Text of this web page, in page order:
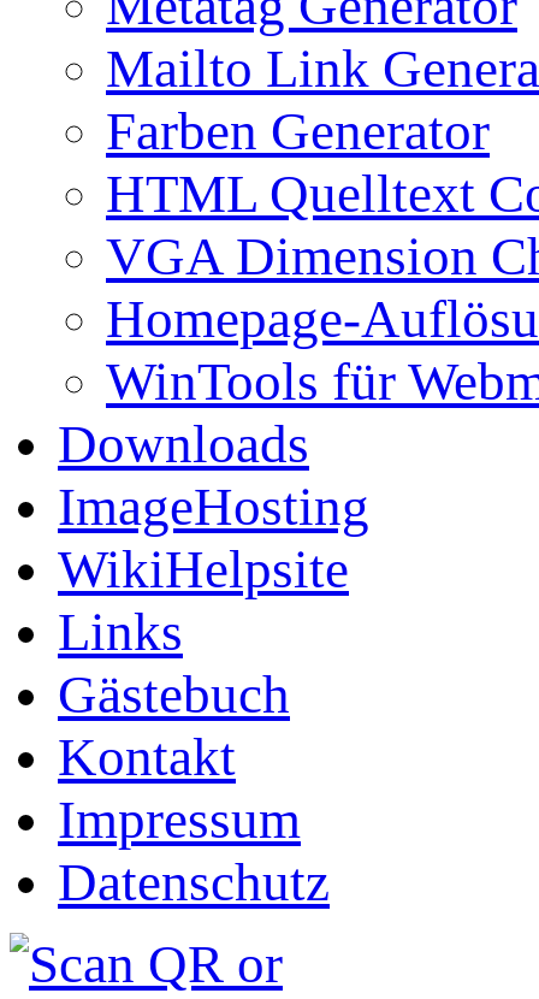
Mailto Link
Farben Generator
HTML Quelltext
VGA Dimension
Homepage-
WinTools für
Downloads
ImageHosting
WikiHelpsite
Links
Gästebuch
Kontakt
Impressum
Datenschutz